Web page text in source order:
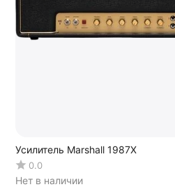
Усилитель Marshall 1987X
0.0
Нет в наличии